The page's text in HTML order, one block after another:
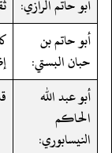
أبو حاتم الرازي:
أبو حاتم بن
حبان البستي:
أبو عبد الله
الحاكم
النيسابوري: